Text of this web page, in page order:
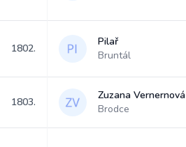
1802.
Pilař
Bruntál
1803.
Zuzana Vernernová
Brodce